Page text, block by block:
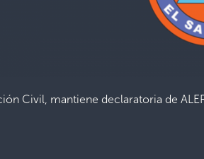
Civil, mantiene declaratoria de